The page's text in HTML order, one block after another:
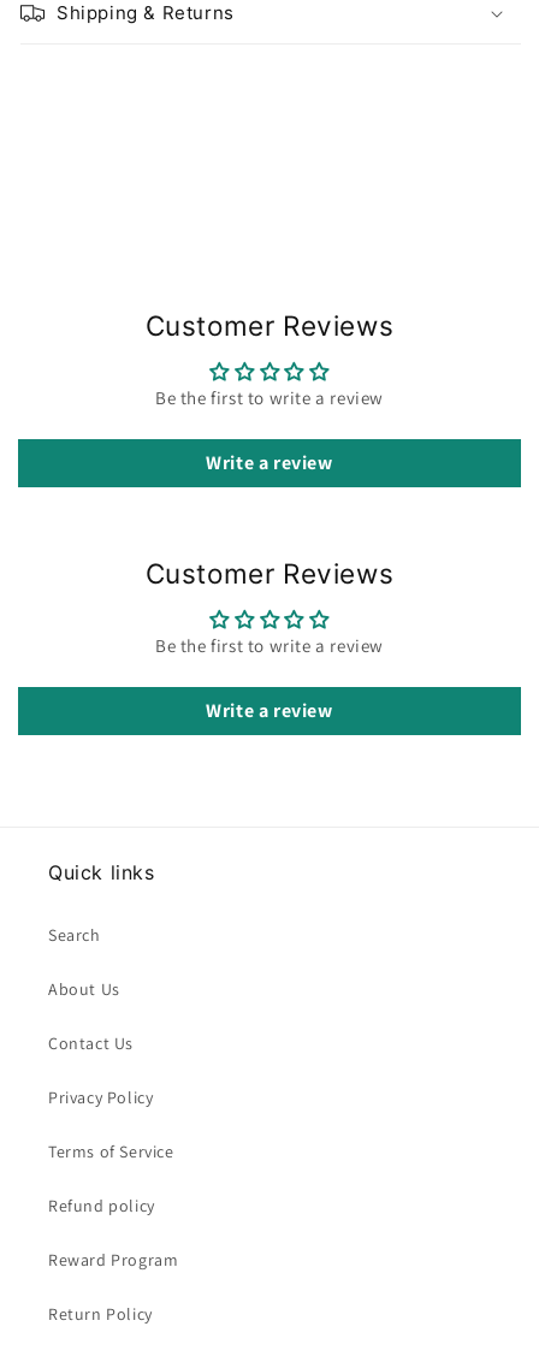
Shipping & Returns
Customer Reviews
Be the first to write a review
Write a review
Customer Reviews
Be the first to write a review
Write a review
Quick links
Search
About Us
Contact Us
Privacy Policy
Terms of Service
Refund policy
Reward Program
Return Policy